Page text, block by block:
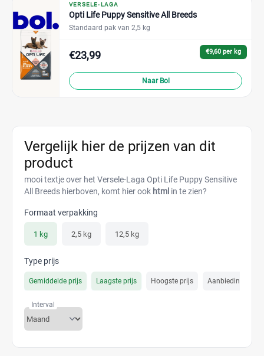
VERSELE-LAGA
Opti Life Puppy Sensitive All Breeds
Standaard pak van 2,5 kg
€9,60 per kg
€23,99
Naar Bol
Vergelijk hier de prijzen van dit
product
mooi textje over het Versele-Laga Opti Life Puppy Sensitive
All Breeds hierboven, komt hier ook html in te zien?
Formaat verpakking
1 kg 2,5 kg 12,5 kg
Type prijs
Gemiddelde prijs Laagste prijs Hoogste prijs Aanbiedings prijs
Interval